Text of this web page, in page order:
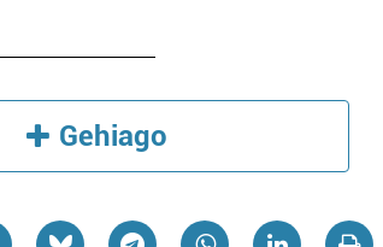
Gehiago